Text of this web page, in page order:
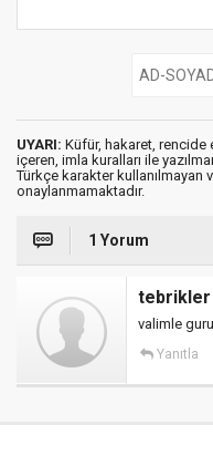
UYARI: Küfür, hakaret, rencide
içeren, imla kuralları ile
Türkçe karakter kullanılmayan
onaylanmamaktadır.
1 Yorum
tebrikler
valimle
Yanıtla